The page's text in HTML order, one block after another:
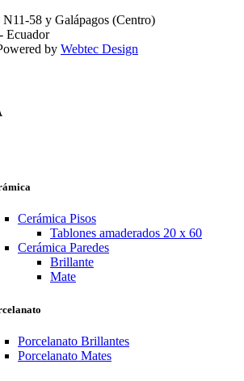
58 y Galápagos (Centro)
Ecuador
by Webtec Design
Cerámica Pisos
Tablones amaderados 20 x 60
Cerámica Paredes
Brillante
Mate
Porcelanato Brillantes
Porcelanato Mates